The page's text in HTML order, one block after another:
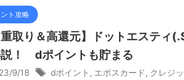
ト攻略
重取り＆高還元】ドットエスティ
！ dポイントも貯まる
9/18 dポイント , エポスカード, クレジ